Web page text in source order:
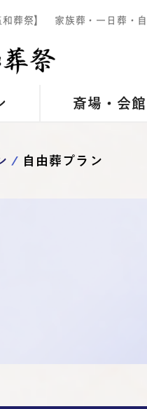
和葬祭】 家族葬・一日葬・
斎場・会館
自由葬プラン